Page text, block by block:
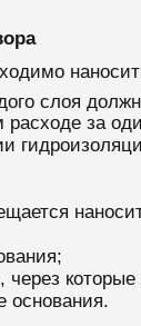
слоя
за
через
основания.